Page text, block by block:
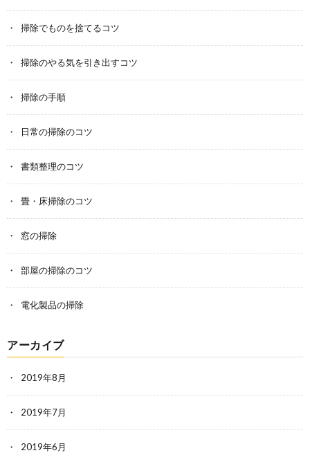
掃除でものを捨てるコツ
掃除のやる気を引き出すコツ
掃除の手順
日常の掃除のコツ
書類整理のコツ
畳・床掃除のコツ
窓の掃除
部屋の掃除のコツ
電化製品の掃除
アーカイブ
2019年8月
2019年7月
2019年6月